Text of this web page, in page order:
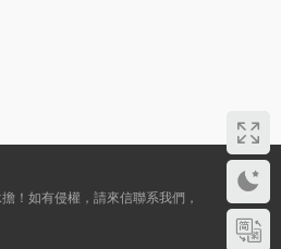
！如有侵權，請來信聯系我們，